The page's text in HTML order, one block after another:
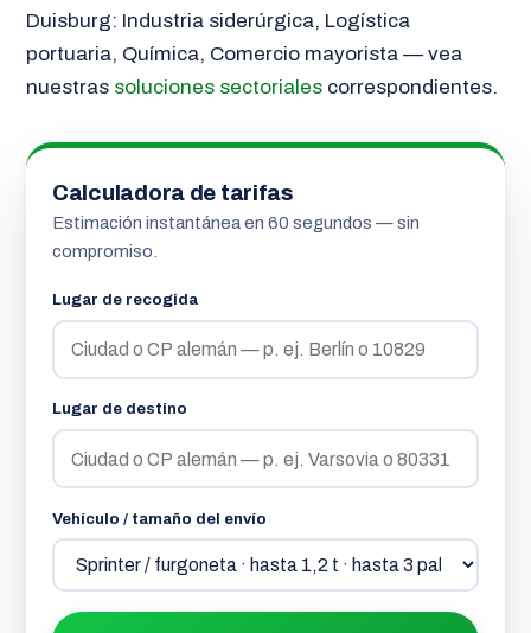
Duisburg: Industria siderúrgica, Logística
portuaria, Química, Comercio mayorista — vea
nuestras soluciones sectorialescorrespondientes.
Calculadora de tarifas
Estimación instantánea en 60 segundos — sin
compromiso.
Lugar de recogida
Lugar de destino
Vehículo / tamaño del envío